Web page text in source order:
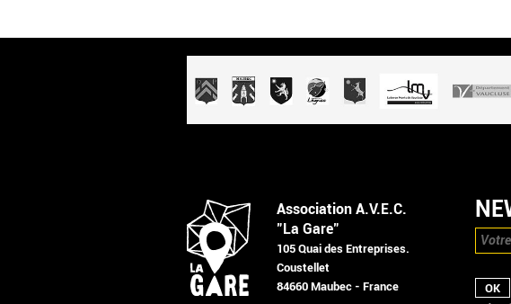
Association A.V.E.C.
"La Gare"
105 Quai des Entreprises.
Coustellet
84660 Maubec - France